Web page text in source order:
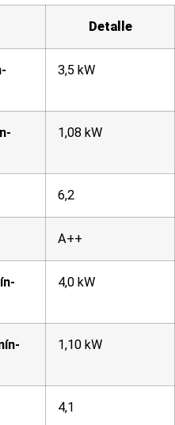
Detalle
3,5 kW
1,08 kW
6,2
A++
4,0 kW
1,10 kW
4,1